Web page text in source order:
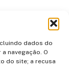
dados do
navegação. O
do site; a recusa